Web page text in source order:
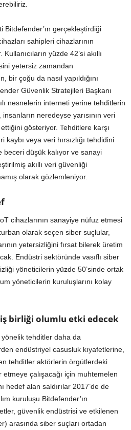
Bitdefender’ın gerçekleştirdiği
sahipleri cihazlarının
yüzde 42’si akıllı
yetersiz zamandan
bir çoğu da nasıl yapıldığını
Güvenlik Stratejileri Başkanı
nesnelerin interneti yerine tehditlerin
neredeyse yarısının veri
ettiğini gösteriyor. Tehditlere karşı
kaybı veya veri hırsızlığı tehdidini
düşük kalıyor ve sanayi
akıllı veri güvenliği
olarak gözlemleniyor.
cihazlarının sanayiye nüfuz etmesi
olarak seçen siber suçlular,
yetersizliğini fırsat bilerek üretim
Endüstri sektöründe vasıflı siber
yöneticilerin yüzde 50’sinde ortak
yöneticilerin kuruluşlarını kolay
iş birliği olumlu etki edecek
yönelik tehditler daha da
endüstriyel casusluk kıyafetlerine,
tehditler aktörlerin örgütlerdeki
etmeye çalışacağı için muhtemelen
hedef alan saldırılar 2017’de de
kuruluşu Bitdefender’ın
güvenlik endüstrisi ve etkilenen
arasında siber suçları ortadan